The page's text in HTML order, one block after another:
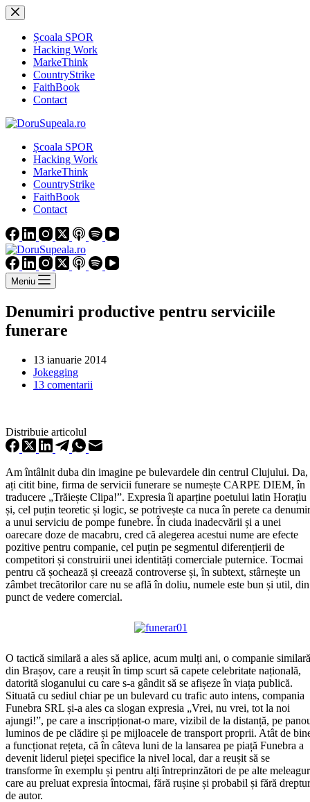
Sari
la
conținutȘcoala SPOR
Hacking Work
MarkeThink
CountryStrike
FaithBook
Contact
Școala SPOR
Hacking Work
MarkeThink
CountryStrike
FaithBook
Contact
Meniu
Denumiri productive pentru serviciile
funerare
13 ianuarie 2014
Jokegging
13 comentarii
Distribuie articolul
Am întâlnit duba din imagine pe bulevardele din centrul Clujului. Da,
ați citit bine, firma de servicii funerare se numește CARPE DIEM, în
traducere „Trăiește Clipa!”. Expresia îi aparține poetului latin Horațiu
și, cel puțin teoretic și logic, se potrivește ca nuca în perete ca
a unui serviciu de pompe funebre. În ciuda inadecvării și a unei
oarecare doze de macabru, cred că alegerea acestui nume are efecte
pozitive pentru companie, cel puțin pe segmentul diferențierii de
competitori și construirii unei identități comerciale puternice. Tocmai
pentru că șochează și creează controverse și, în subtext, stârnește un
zâmbet trecătorilor care nu se află în doliu, numele este bun și util, din
punct de vedere comercial.
O tactică similară a ales să aplice, acum mulți ani, o companie similară
din Brașov, care a reușit în timp scurt să capete celebritate națională,
datorită sloganului cu care s-a gândit să se afișeze în viața publică.
Situată cu sediul chiar pe un bulevard cu trafic auto intens, compania
Funebra SRL și-a ales ca slogan expresia „Vrei, nu vrei, tot la noi
ajungi!”, pe care a inscripționat-o mare, vizibil de la distanță, pe
luminos de pe clădire și pe mijloacele de transport proprii. Atât de
a funcționat rețeta, că în câteva luni de la lansarea pe piață Funebra a
devenit liderul pieței specifice la nivel local, dar a reușit să se
transforme în exemplu și pentru alți întreprinzători de pe alte
care au preluat expresia întocmai, fără rușine și probabil și fără
de autor.